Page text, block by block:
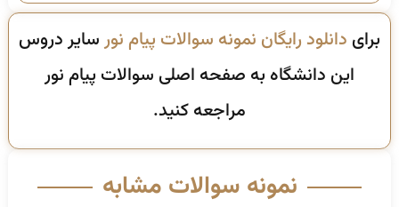
برای دانلود رایگان نمونه سوالات پیام نورسایر دروس
این دانشگاه به صفحه اصلی سوالات پیام نور
مراجعه کنید.
نمونه سوالات مشابه